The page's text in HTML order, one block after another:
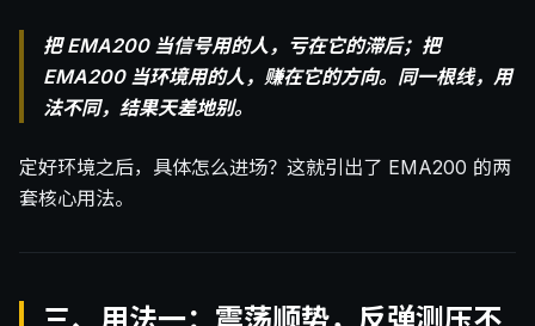
把 EMA200 当信号用的人，亏在它的滞后；把
EMA200 当环境用的人，赚在它的方向。同一根线，用
法不同，结果天差地别。
定好环境之后，具体怎么进场？这就引出了 EMA200 的两
套核心用法。